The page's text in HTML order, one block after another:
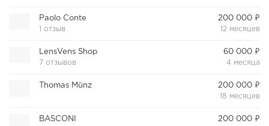
Paolo Conte
1 отзыв
200 000 ₽
12 месяцев
LensVens Shop
7 отзывов
60 000 ₽
4 месяца
Thomas Münz
200 000 ₽
18 месяцев
BASCONI
200 000 ₽